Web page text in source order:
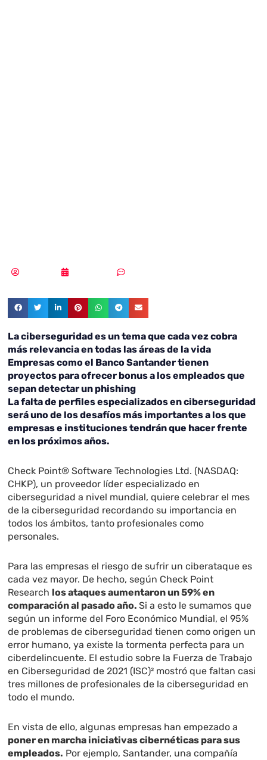
La ciberseguridad es un tema que cada vez cobra
más relevancia en todas las áreas de la vida
Empresas como el Banco Santander tienen
proyectos para ofrecer bonus a los empleados que
sepan detectar un phishing
La falta de perfiles especializados en ciberseguridad
será uno de los desafíos más importantes a los que
empresas e instituciones tendrán que hacer frente
en los próximos años.
Check Point® Software Technologies Ltd. (NASDAQ:
CHKP), un proveedor líder especializado en
ciberseguridad a nivel mundial, quiere celebrar el mes
de la ciberseguridad recordando su importancia en
todos los ámbitos, tanto profesionales como
personales.
Para las empresas el riesgo de sufrir un ciberataque es
cada vez mayor. De hecho, según Check Point
Research los ataques aumentaron un 59% en
comparación al pasado año.Si a esto le sumamos que
según un informe del Foro Económico Mundial, el 95%
de problemas de ciberseguridad tienen como origen un
error humano, ya existe la tormenta perfecta para un
ciberdelincuente. El estudio sobre la Fuerza de Trabajo
en Ciberseguridad de 2021 (ISC)² mostró que faltan casi
tres millones de profesionales de la ciberseguridad en
todo el mundo.
En vista de ello, algunas empresas han empezado a
poner en marcha iniciativas cibernéticas para sus
empleados. Por ejemplo, Santander, una compañía